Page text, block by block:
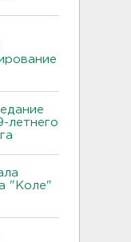
летнего
"Коле"